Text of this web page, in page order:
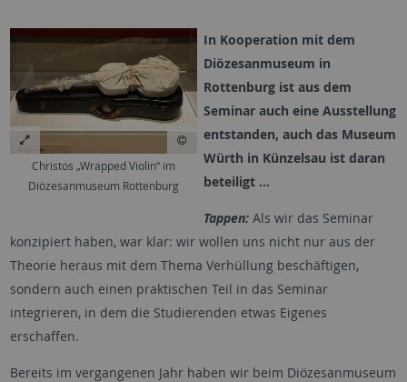
Christos „Wrapped Violin“ im
Diözesanmuseum Rottenburg
In Kooperation mit dem
Diözesanmuseum in
Rottenburg ist aus dem
Seminar auch eine Ausstellung
entstanden, auch das Museum
Würth in Künzelsau ist daran
beteiligt …
Tappen: Als wir das Seminar
konzipiert haben, war klar: wir wollen uns nicht nur aus der
Theorie heraus mit dem Thema Verhüllung beschäftigen,
sondern auch einen praktischen Teil in das Seminar
integrieren, in dem die Studierenden etwas Eigenes
erschaffen.
Bereits im vergangenen Jahr haben wir beim Diözesanmuseum